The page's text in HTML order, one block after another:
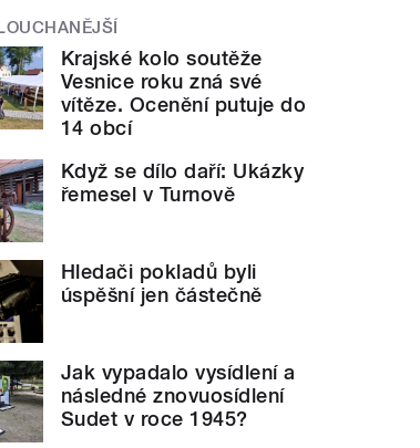
Krajské kolo soutěže
Vesnice roku zná své
vítěze. Ocenění putuje do
14 obcí
Když se dílo daří: Ukázky
řemesel v Turnově
Hledači pokladů byli
úspěšní jen částečně
Jak vypadalo vysídlení a
následné znovuosídlení
Sudet v roce 1945?